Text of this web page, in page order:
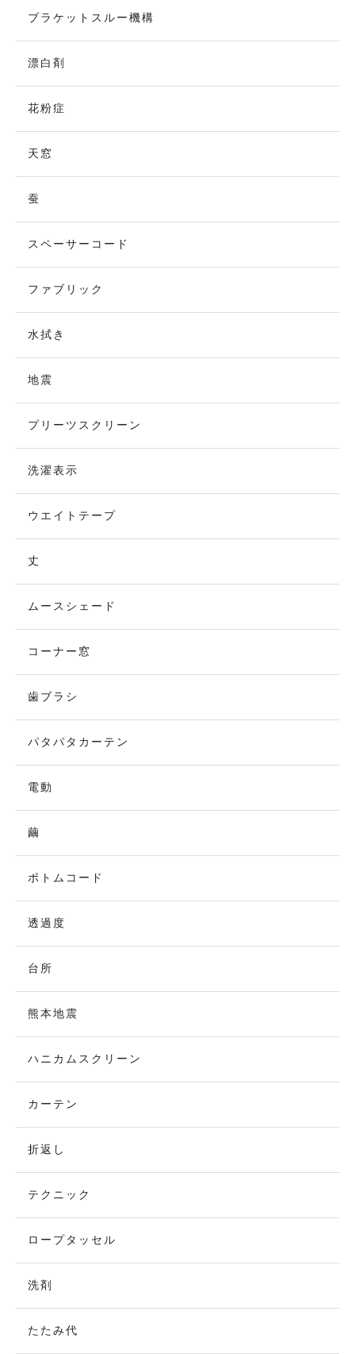
ブラケットスルー機構
漂白剤
花粉症
天窓
蚕
スペーサーコード
ファブリック
水拭き
地震
プリーツスクリーン
洗濯表示
ウエイトテープ
丈
ムースシェード
コーナー窓
歯ブラシ
パタパタカーテン
電動
繭
ボトムコード
透過度
台所
熊本地震
ハニカムスクリーン
カーテン
折返し
テクニック
ロープタッセル
洗剤
たたみ代